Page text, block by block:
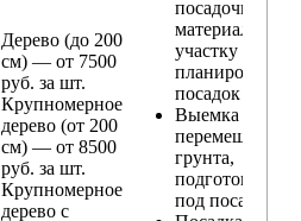
Дерево (до 200
см) — от 7500
руб. за шт.
Крупномерное
дерево (от 200
см) — от 8500
руб. за шт.
Крупномерное
дерево с
посадочного
материала по
участку и
планирование
посадок
Выемка и
перемещение
грунта,
подготовка
под посадку